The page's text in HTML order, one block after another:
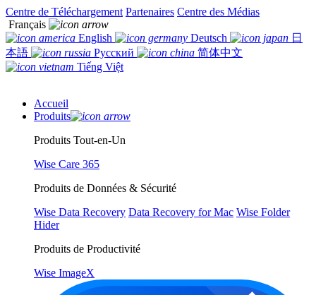
Centre de Téléchargement Partenaires Centre des Médias
Français
English
Deutsch
日
本語
Русский
简体中文
Tiếng Việt
Accueil
Produits
Produits Tout-en-Un
Wise Care 365
Produits de Données & Sécurité
Wise Data Recovery Data Recovery for Mac Wise Folder
Hider
Produits de Productivité
Wise ImageX